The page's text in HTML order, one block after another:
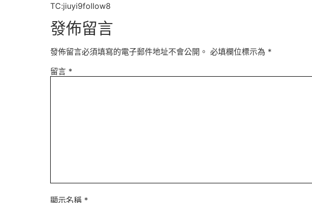
TC:jiuyi9follow8
發佈留言
發佈留言必須填寫的電子郵件地址不會公開。 必填欄位標示為 *
留言 *
顯示名稱 *